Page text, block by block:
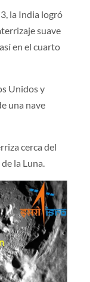
la India logró
suave
en el cuarto
Unidos y
una nave
cerca del
la Luna.